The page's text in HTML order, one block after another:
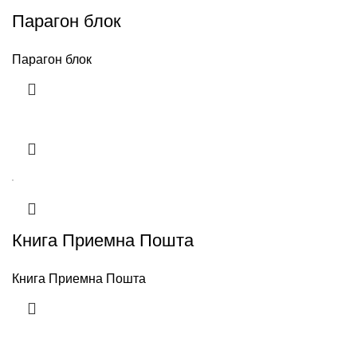
Парагон блок
Парагон блок
Книга Приемна Пошта
Книга Приемна Пошта